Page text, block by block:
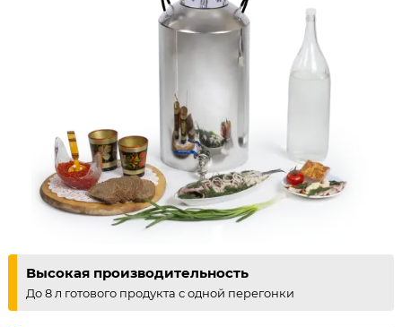
Высокая производительность
До 8 л готового продукта с одной перегонки